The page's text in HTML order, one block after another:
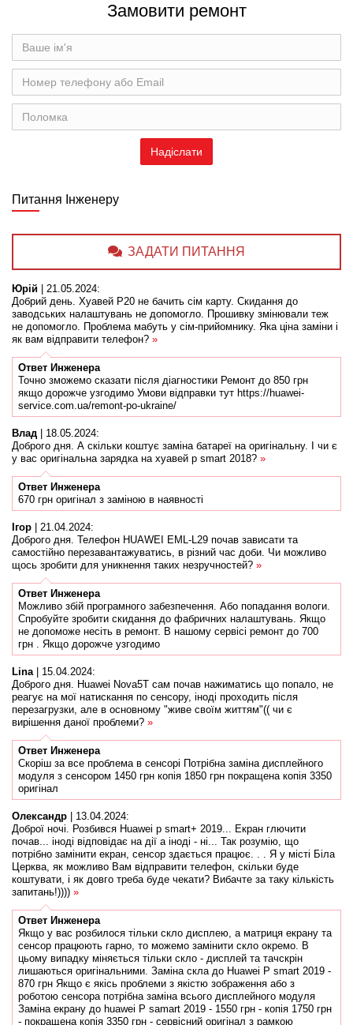
Замовити ремонт
Питання Інженеру
Юрій 21.05.2024:
Добрий день. Хуавей Р20 не бачить сім карту. Скидання до
заводських налаштувань не допомогло. Прошивку змінювали теж
не допомогло. Проблема мабуть у сім-прийомнику. Яка ціна заміни і
як вам відправити телефон? »
Ответ Инженера
Точно зможемо сказати після діагностики Ремонт до 850 грн
якщо дорожче узгодимо Умови відправки тут https://huawei-
service.com.ua/remont-po-ukraine/
Влад 18.05.2024:
Доброго дня. А скільки коштує заміна батареї на оригінальну. І чи є
у вас оригінальна зарядка на хуавей p smart 2018? »
Ответ Инженера
670 грн оригінал з заміною в наявності
Ігор 21.04.2024:
Доброго дня. Телефон HUAWEI EML-L29 почав зависати та
самостійно перезавантажуватись, в різний час доби. Чи можливо
щось зробити для уникнення таких незручностей? »
Ответ Инженера
Можливо збій програмного забезпечення. Або попадання вологи.
Спробуйте зробити скидання до фабричних налаштувань. Якщо
не допоможе несіть в ремонт. В нашому сервісі ремонт до 700
грн . Якщо дорожче узгодимо
Lina| 15.04.2024:
Доброго дня. Huawei Nova5T сам почав нажиматись що попало, не
реагує на мої натискання по сенсору, іноді проходить після
перезагрузки, але в основному "живе своїм життям"(( чи є
вирішення даної проблеми? »
Ответ Инженера
Скоріш за все проблема в сенсорі Потрібна заміна дисплейного
модуля з сенсором 1450 грн копія 1850 грн покращена копія 3350
оригінал
Олександр 13.04.2024:
Доброї ночі. Розбився Huawei p smart+ 2019... Екран глючити
почав... іноді відповідає на дії а іноді - ні... Так розумію, що
потрібно замінити екран, сенсор здається працює. . . Я у місті Біла
Церква, як можливо Вам відправити телефон, скільки буде
коштувати, і як довго треба буде чекати? Вибачте за таку кількість
запитань!)))) »
Ответ Инженера
Якщо у вас розбилося тільки скло дисплею, а матриця екрану та
сенсор працюють гарно, то можемо замінити скло окремо. В
цьому випадку міняється тільки скло - дисплей та тачскрін
лишаються оригінальними. Заміна скла до Huawei P smart 2019 -
870 грн Якщо є якісь проблеми з якістю зображення або з
роботою сенсора потрібна заміна всього дисплейного модуля
Заміна екрану до huawei P samart 2019 - 1550 грн - копія 1750 грн
- покращена копія 3350 грн - сервісний оригінал з рамкою
ЗАДАТИ ПИТАННЯ